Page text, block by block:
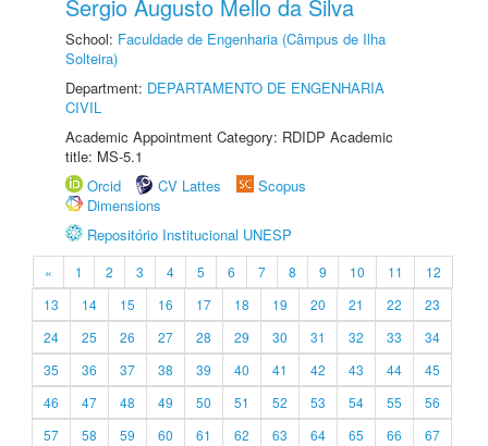
Sergio Augusto Mello da Silva
School: Faculdade de Engenharia (Câmpus de Ilha
Solteira)
Department: DEPARTAMENTO DE ENGENHARIA
CIVIL
Academic Appointment Category: RDIDP Academic
title: MS-5.1
Orcid
CV Lattes
Scopus
Dimensions
Repositório Institucional UNESP
« 1 2 3 4 5 6 7 8 9 10 11
12
13
14 15 16 17 18 19 20 21 22
23
24
25 26 27 28 29 30 31 32 33
34
35
36 37 38 39 40 41 42 43 44
45
46
47 48 49 50 51 52 53 54 55
56
57
58 59 60 61 62 63 64 65 66
67